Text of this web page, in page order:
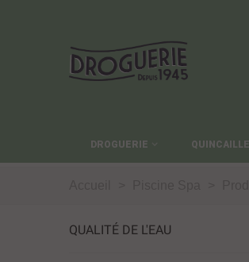
DROGUERIE
QUALITÉ DE L'EAU